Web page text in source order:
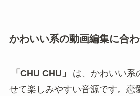
かわいい系の動画編集に合
「CHU CHU」
は、かわいい系
せて楽しみやすい音源です。恋